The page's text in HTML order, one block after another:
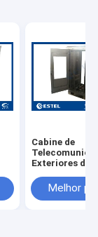
Cabine de
Exteriores de
ET7585180A-
Com Duas
Melhor